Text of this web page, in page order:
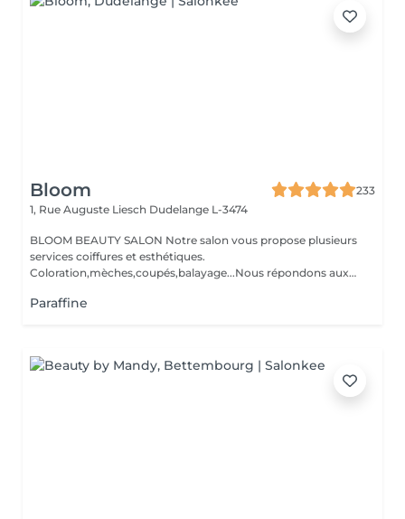
Bloom
233
1, Rue Auguste Liesch Dudelange L-3474
BLOOM BEAUTY SALON Notre salon vous propose plusieurs
services coiffures et esthétiques.
Coloration,mèches,coupés,balayage...Nous répondons aux
Paraffine